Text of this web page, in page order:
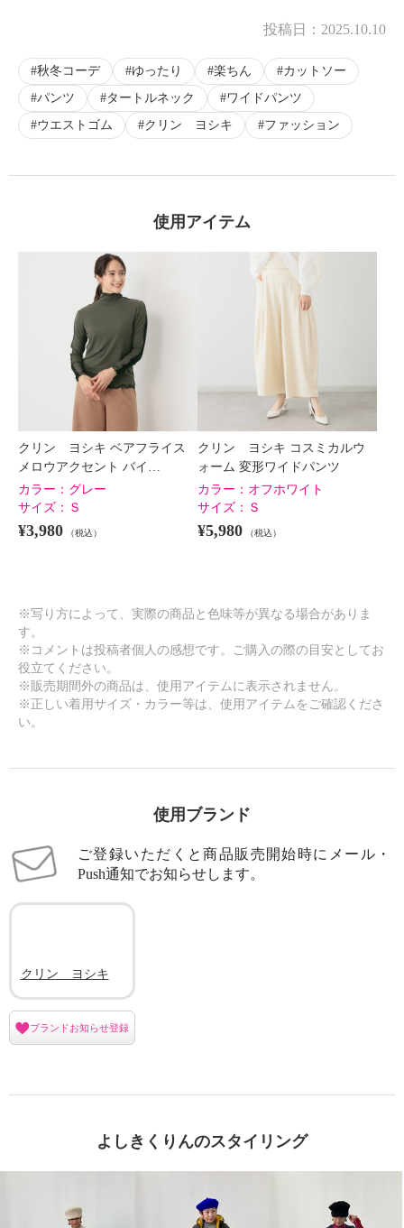
投稿日： 2025.10.10
秋冬コーデ ゆったり 楽ちん
カットソー
パンツ
タートルネック
ワイドパンツ
ウエストゴム
クリン ヨシキ ファッション
使用アイテム
クリン ヨシキ ベアフライス
メロウアクセント バイ…
カラー： グレー
サイズ： Ｓ
¥3,980 （税込）
クリン ヨシキ コスミカルウ
ォーム 変形ワイドパンツ
カラー： オフホワイト
サイズ： Ｓ
¥5,980 （税込）
※写り方によって、実際の商品と色味等が異なる場合がありま
す。
※コメントは投稿者個人の感想です。ご購入の際の目安としてお
役立てください。
※販売期間外の商品は、使用アイテムに表示されません。
※正しい着用サイズ・カラー等は、使用アイテムをご確認くださ
い。
使用ブランド
ご登録いただくと商品販売開始時にメール・
Push通知でお知らせします。
クリン ヨシキ
ブランドお知らせ登録
よしきくりんのスタイリング